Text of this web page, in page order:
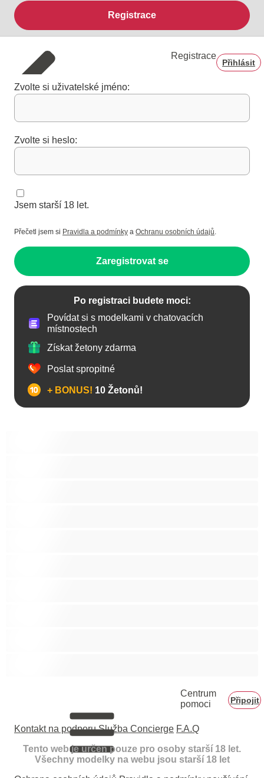
Registrace
Registrace
Přihlásit
Zvolte si uživatelské jméno:
Zvolte si heslo:
Jsem starší 18 let.
Přečetl jsem si Pravidla a podmínky a Ochranu osobních údajů.
Zaregistrovat se
Po registraci budete moci:
Povídat si s modelkami v chatovacích
místnostech
Získat žetony zdarma
Poslat spropitné
+ BONUS! 10 Žetonů!
Centrum
pomoci
Připojit
Kontakt na podporu Služba Concierge F.A.Q
Tento web je určen pouze pro osoby starší 18 let.
Všechny modelky na webu jsou starší 18 let